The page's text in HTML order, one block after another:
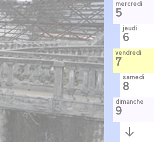
mercredi
5
jeudi
6
vendredi
7
samedi
8
dimanche
9
Semaine
suivante